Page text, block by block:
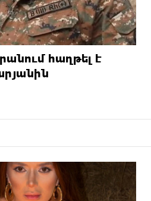
հաղթել է